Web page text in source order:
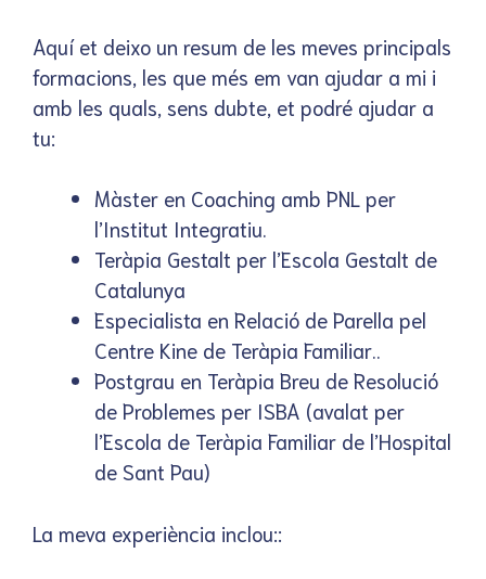
Aquí et deixo un resum de les meves principals
formacions, les que més em van ajudar a mi i
amb les quals, sens dubte, et podré ajudar a
tu:
Màster en Coaching amb PNL per
l’Institut Integratiu.
Teràpia Gestalt per l’Escola Gestalt de
Catalunya
Especialista en Relació de Parella pel
Centre Kine de Teràpia Familiar..
Postgrau en Teràpia Breu de Resolució
de Problemes per ISBA (avalat per
l’Escola de Teràpia Familiar de l’Hospital
de Sant Pau)
La meva experiència inclou::